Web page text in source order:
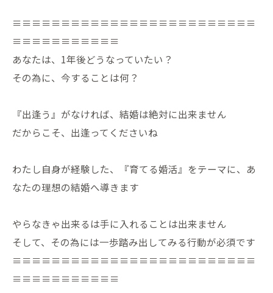
≡≡≡≡≡≡≡≡≡≡≡≡≡≡≡≡≡≡≡≡≡≡≡≡≡
≡≡≡≡≡≡≡≡≡≡≡
あなたは、1年後どうなっていたい？
その為に、今することは何？
『出逢う』がなければ、結婚は絶対に出来ません
だからこそ、出逢ってくださいね
わたし自身が経験した、『育てる婚活』をテーマに、あ
なたの理想の結婚へ導きます
やらなきゃ出来るは手に入れることは出来ません
そして、その為には一歩踏み出してみる行動が必須です
≡≡≡≡≡≡≡≡≡≡≡≡≡≡≡≡≡≡≡≡≡≡≡≡≡
≡≡≡≡≡≡≡≡≡≡≡